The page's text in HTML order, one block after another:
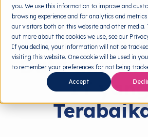
you. We use this information to improve and
browsing experience and for analytics and
our visitors both on this website and other media.
out more about the cookies we use, see our
If you decline, your information will not be
visiting this website. One cookie will be used in
to remember your preferences for not being
Accept
Resources Toggle
children
for
Resources
Tools Gratis Toggle
children
for
Tools
Gratis
Tentang
Data Breach
Risiko
Data dari
IT